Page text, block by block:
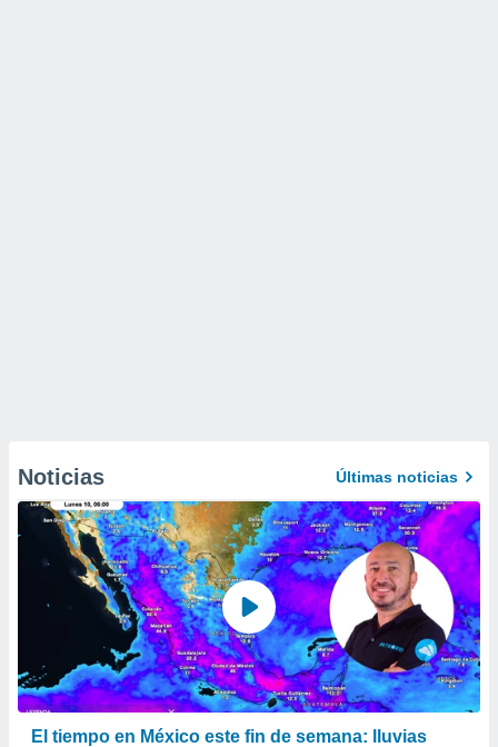
Noticias Últimas noticias
El tiempo en México este fin de semana: lluvias